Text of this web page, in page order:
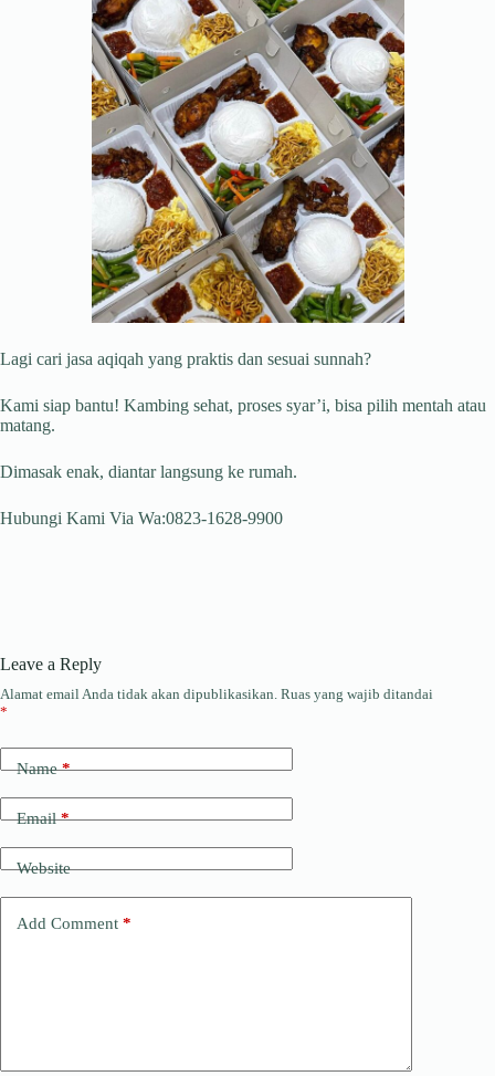
Lagi cari jasa aqiqah yang praktis dan sesuai sunnah?
Kami siap bantu! Kambing sehat, proses syar’i, bisa pilih mentah atau
matang.
Dimasak enak, diantar langsung ke rumah.
Hubungi Kami Via Wa:0823-1628-9900
Leave a Reply
Alamat email Anda tidak akan dipublikasikan. Ruas yang wajib ditandai
*
Name*
Email*
Website
Add Comment *